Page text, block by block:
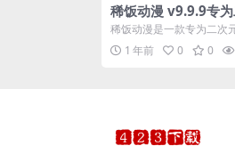
稀饭动漫 v9.9.9专为
元爱好者打造的追番
具，去广告纯净版
稀饭动漫是一款专为二次
者打造的动漫播放器。该
汇聚了超多精彩好看的动
1 年前 0 0